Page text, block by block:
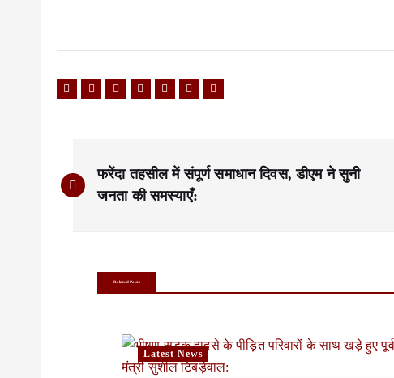
o
फरेंदा तहसील में संपूर्ण समाधान दिवस, डीएम ने सुनी
जनता की समस्याएँ:
Related Posts
Latest News